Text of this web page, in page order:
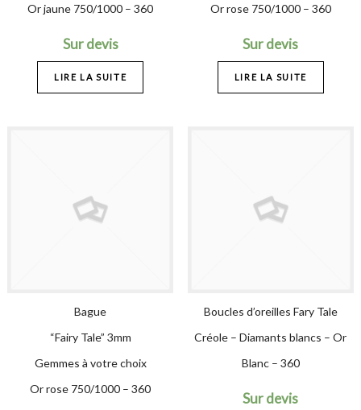
Or jaune 750/1000 – 360
Sur devis
LIRE LA SUITE
Or rose 750/1000 – 360
Sur devis
LIRE LA SUITE
Bague
“Fairy Tale” 3mm
Gemmes à votre choix
Or rose 750/1000 – 360
Boucles d’oreilles Fary Tale
Créole – Diamants blancs – Or
Blanc – 360
Sur devis